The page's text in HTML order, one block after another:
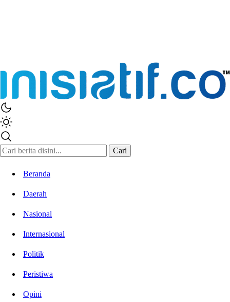
Cari
Beranda
Daerah
Nasional
Internasional
Politik
Peristiwa
Opini